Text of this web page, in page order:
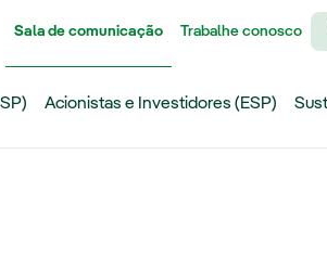
Sala de comunicação Trabalhe conosco
Acionistas e Investidores (ESP)